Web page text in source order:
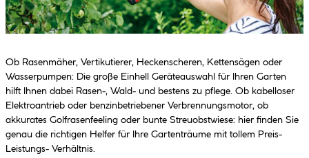
Ob Rasenmäher, Vertikutierer, Heckenscheren, Kettensägen oder
Wasserpumpen: Die große Einhell Geräteauswahl für Ihren Garten
hilft Ihnen dabei Rasen-, Wald- und bestens zu pflege. Ob kabelloser
Elektroantrieb oder benzinbetriebener Verbrennungsmotor, ob
akkurates Golfrasenfeeling oder bunte Streuobstwiese: hier finden Sie
genau die richtigen Helfer für Ihre Gartenträume mit tollem Preis-
Leistungs- Verhältnis.